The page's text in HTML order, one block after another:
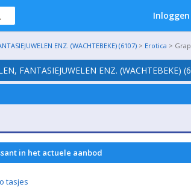
Inloggen
ENZ. (WACHTEBEKE) (6107) > Erotica >
FANTASIEJUWELEN ENZ. (WACHTEBEKE)
in het actuele aanbod
tasjes